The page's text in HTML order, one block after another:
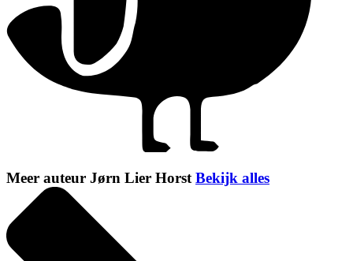
Meer auteur Jørn Lier HorstBekijk alles